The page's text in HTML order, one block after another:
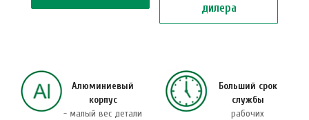
дилера
Алюминиевый
корпус
- малый вес детали
Больший срок
службы
рабочих